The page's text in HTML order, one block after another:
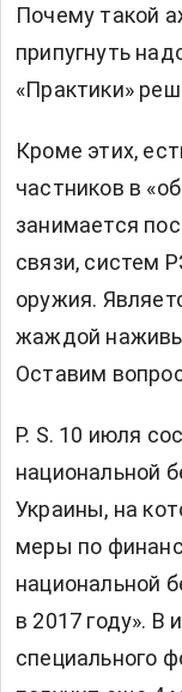
Почему такой
припугнуть
«Практики»
Кроме этих,
частников в
занимается
связи, систем
оружия.
жаждой
Оставим
P. S. 10 июля
национальной
Украины, на
меры по
национальной
в 2017 году». В
специального